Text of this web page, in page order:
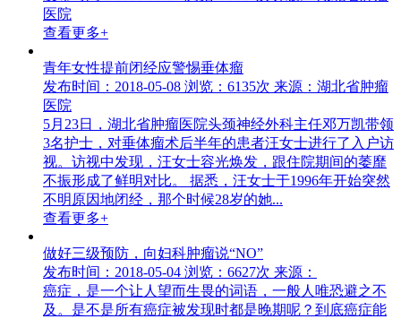
医院
查看更多+
青年女性提前闭经应警惕垂体瘤
发布时间：2018-05-08 浏览：6135次 来源：湖北省肿瘤
医院
5月23日，湖北省肿瘤医院头颈神经外科主任邓万凯带领
3名护士，对垂体瘤术后半年的患者汪女士进行了入户访
视。访视中发现，汪女士容光焕发，跟住院期间的萎靡
不振形成了鲜明对比。 据悉，汪女士于1996年开始突然
不明原因地闭经，那个时候28岁的她...
查看更多+
做好三级预防，向妇科肿瘤说“NO”
发布时间：2018-05-04 浏览：6627次 来源：
癌症，是一个让人望而生畏的词语，一般人唯恐避之不
及。是不是所有癌症被发现时都是晚期呢？到底癌症能